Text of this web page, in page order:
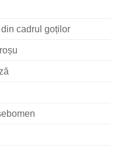
cadrul goților